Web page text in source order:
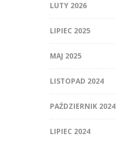
LUTY 2026
LIPIEC 2025
MAJ 2025
LISTOPAD 2024
PAŹDZIERNIK 2024
LIPIEC 2024